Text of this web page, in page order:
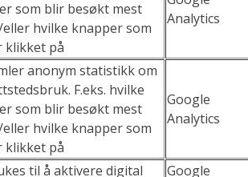
som blir besøkt mest
hvilke knapper som
klikket på
Analytics
anonym statistikk om
F.eks. hvilke
som blir besøkt mest
hvilke knapper som
klikket på
Google
Analytics
til å aktivere digital
Google